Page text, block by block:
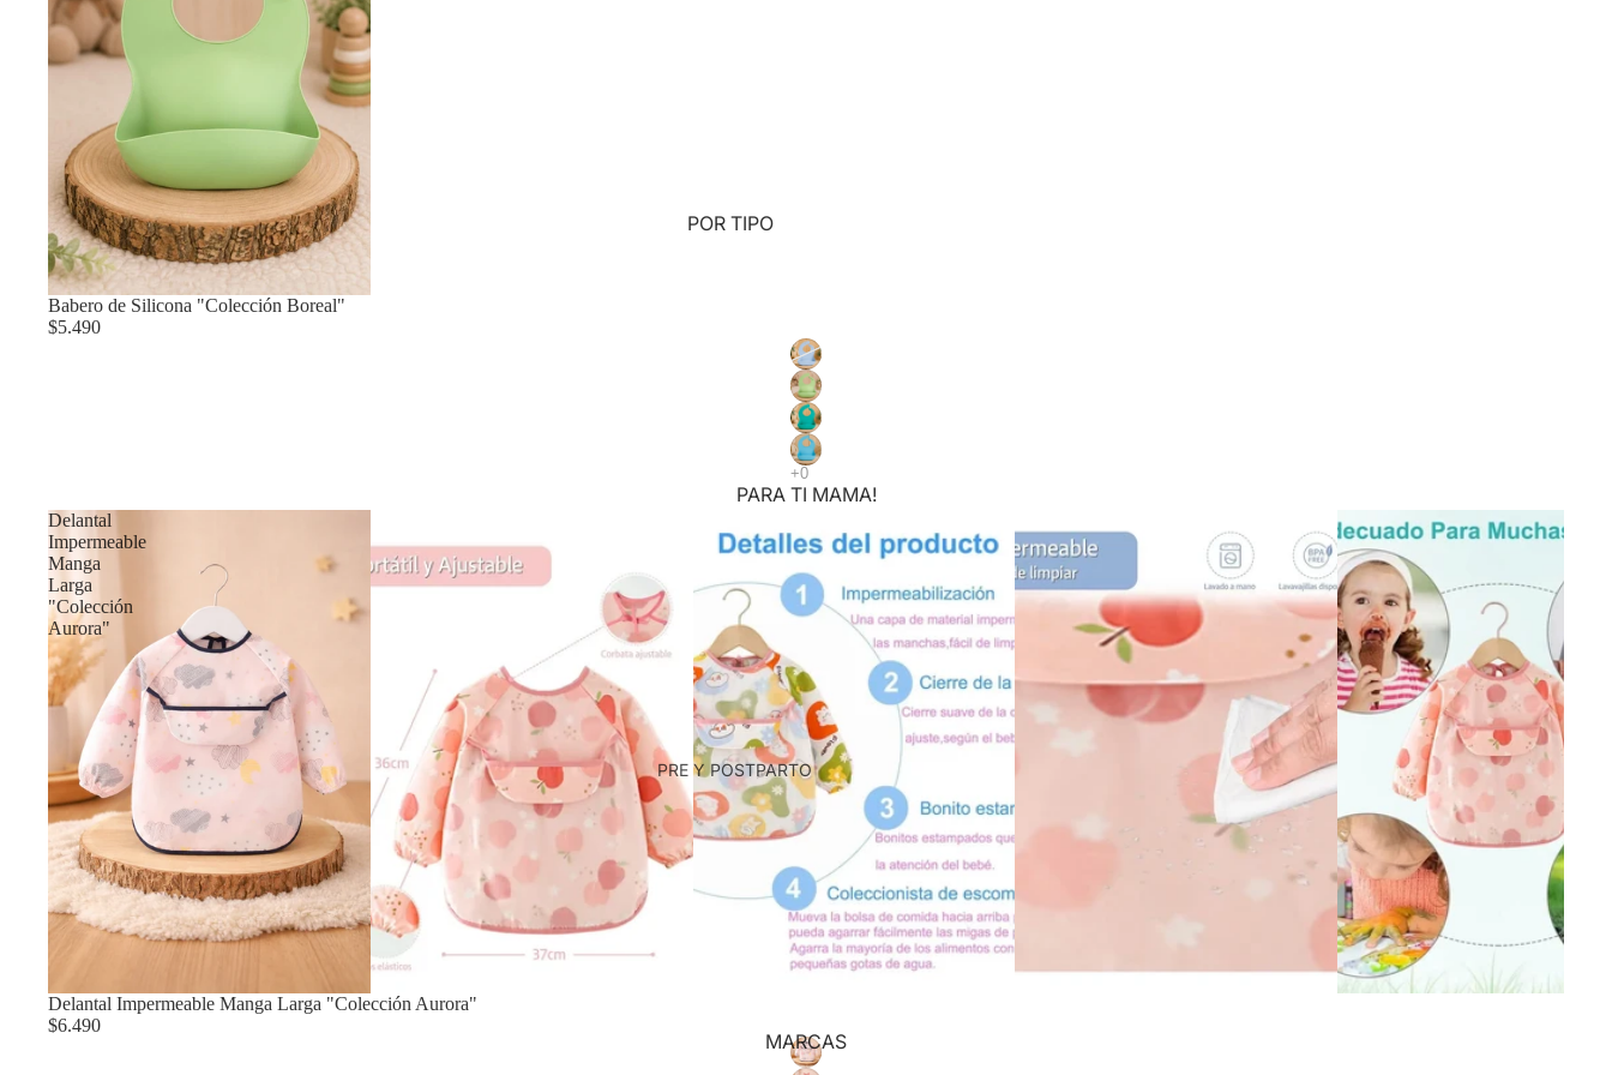
POR TIPO
BLOQUES Y CONSTRUCCIÓN
MONTESSORI
MADERA
Ver Todo!
POR EDAD
DE 0 A 6 MESES
DE 6 A 12 MESES
DE 12 A 18 MESES
DE 18 A 24 MESES
DE 2 A 3 AÑOS
DE 3 A 4 AÑOS
DE 4 AÑOS EN ADELANTE
PARA TI MAMA!
PRE Y POSTPARTO
LACTANCIA MATERNA
FULAR
BOLSOS Y MOCHILAS
COJÍN MATERNAL Y DE LACTANCIA
MARCAS
Babero de Silicona "Colección Boreal"
$5.490
Delantal
Impermeable
Manga
Larga
"Colección
Aurora"
Delantal Impermeable Manga Larga "Colección Aurora"
$6.490